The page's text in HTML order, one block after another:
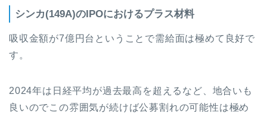
シンカ(149A)のIPOにおけるプラス材料
吸収金額が7億円台ということで需給面は極めて良好で
す。
2024年は日経平均が過去最高を超えるなど、地合いも
良いのでこの雰囲気が続けば公募割れの可能性は極め